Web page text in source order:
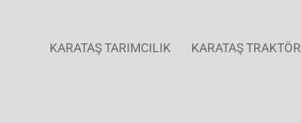
KARATAŞ TARIMCILIK KARATAŞ TRAKTÖR